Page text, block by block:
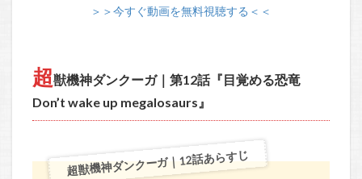
＞＞今すぐ動画を無料視聴する＜＜
超獣機神ダンクーガ｜第12話『目覚める恐竜
Don’t wake up megalosaurs』
超獣機神ダンクーガ｜12話あらすじ